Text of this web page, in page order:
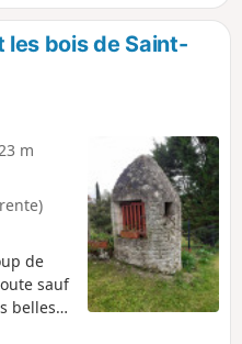
les bois de Saint-
m
de
sauf
belles